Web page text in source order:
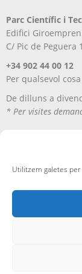
Utilitzem galetes
Parc Científic i
Edifici
C/ Pic de Peguera
+34 902 44 00 12
Per qualsevol
De dilluns a
* Per visites